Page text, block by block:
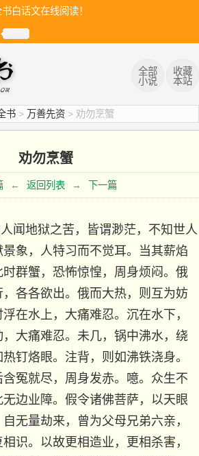
白话文在线阅读！
全部
小说
收藏
本站
书 > 万善先资 > 劝勿烹蟹
劝勿烹蟹
← 返回列表 → 下一篇
闻地狱之苦，皆谓渺茫，不知世人
象，人特习而不觉耳。当其薪焰
群蟹，恐怖惊惶，周身烦闷。俄
各各欲出。俄而大热，则互为妨
在水上，大痛难忍。沉在水下，
大痛难忍。未几，锅中沸水，绕
钉烙眼。注背，则如沸铁浇身。
冤就尽，周身发赤。噫。众生不
边业障。假令诸佛菩萨，以天眼
无量劫来，曾为父母兄弟六亲，
识。以故更相造业，更相杀害，